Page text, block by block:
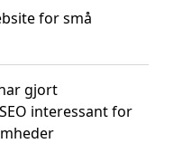
for små
gjort
interessant for